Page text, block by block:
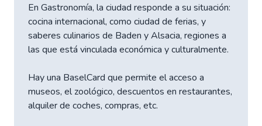
En Gastronomía, la ciudad responde a su situación:
cocina internacional, como ciudad de ferias, y
saberes culinarios de Baden y Alsacia, regiones a
las que está vinculada económica y culturalmente.
Hay una BaselCard que permite el acceso a
museos, el zoológico, descuentos en restaurantes,
alquiler de coches, compras, etc.